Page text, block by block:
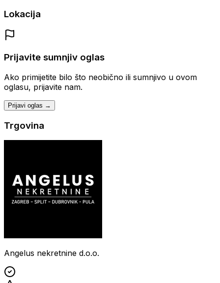
Lokacija
Prijavite sumnjiv oglas
Ako primijetite bilo što neobično ili sumnjivo u ovom
oglasu, prijavite nam.
Prijavi oglas →
Trgovina
Angelus nekretnine d.o.o.